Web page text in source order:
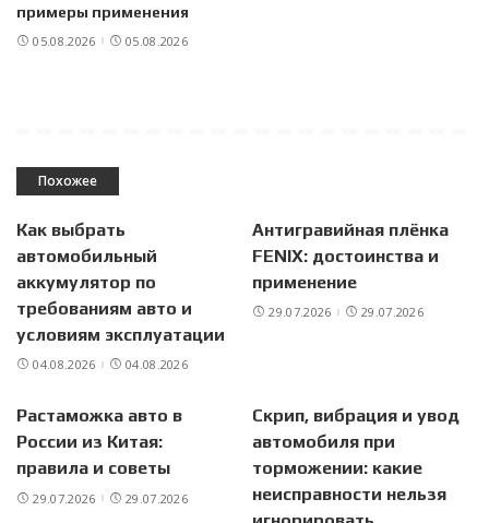
примеры применения
05.08.2026 05.08.2026
Похожее
Как выбрать
автомобильный
аккумулятор по
требованиям авто и
условиям эксплуатации
04.08.2026 04.08.2026
Антигравийная плёнка
FENIX: достоинства и
применение
29.07.2026 29.07.2026
Растаможка авто в
России из Китая:
правила и советы
29.07.2026 29.07.2026
Скрип, вибрация и увод
автомобиля при
торможении: какие
неисправности нельзя